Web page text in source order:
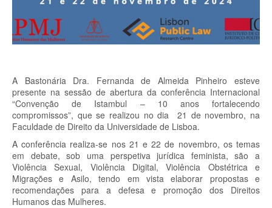
A Bastonária Dra. Fernanda de Almeida Pinheiro esteve
presente na sessão de abertura da conferência Internacional
“Convenção de Istambul – 10 anos fortalecendo
compromissos”, que se realizou no dia 21 de novembro, na
Faculdade de Direito da Universidade de Lisboa.
A conferência realiza-se nos 21 e 22 de novembro, os temas
em debate, sob uma perspetiva jurídica feminista, são a
Violência Sexual, Violência Digital, Violência Obstétrica e
Migrações e Asilo, tendo em vista elaborar propostas e
recomendações para a defesa e promoção dos Direitos
Humanos das Mulheres.